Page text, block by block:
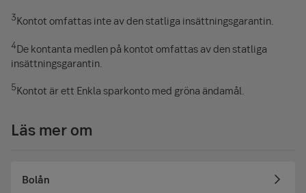
3Kontot omfattas inte av den statliga insättningsgarantin.
4De kontanta medlen på kontot omfattas av den statliga
insättningsgarantin.
5Kontot är ett Enkla sparkonto med gröna ändamål.
Läs mer om
Bolån